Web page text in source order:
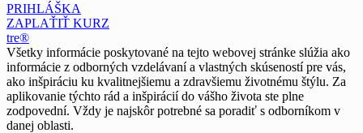
PRIHLÁŠKA
ZAPLAŤIŤ KURZ
tre®
Všetky informácie poskytované na tejto webovej stránke slúžia ako
informácie z odborných vzdelávaní a vlastných skúseností pre vás,
ako inšpiráciu ku kvalitnejšiemu a zdravšiemu životnému štýlu. Za
aplikovanie týchto rád a inšpirácií do vášho života ste plne
zodpovední. Vždy je najskôr potrebné sa poradiť s odborníkom v
danej oblasti.